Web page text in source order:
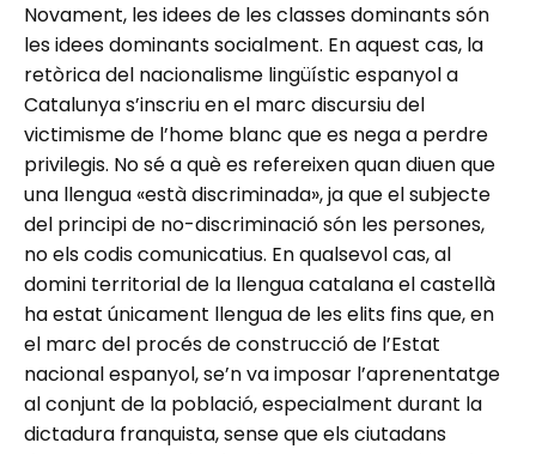
Novament, les idees de les classes dominants són
les idees dominants socialment. En aquest cas, la
retòrica del nacionalisme lingüístic espanyol a
Catalunya s’inscriu en el marc discursiu del
victimisme de l’home blanc que es nega a perdre
privilegis. No sé a què es refereixen quan diuen que
una llengua «està discriminada», ja que el subjecte
del principi de no-discriminació són les persones,
no els codis comunicatius. En qualsevol cas, al
domini territorial de la llengua catalana el castellà
ha estat únicament llengua de les elits fins que, en
el marc del procés de construcció de l’Estat
nacional espanyol, se’n va imposar l’aprenentatge
al conjunt de la població, especialment durant la
dictadura franquista, sense que els ciutadans